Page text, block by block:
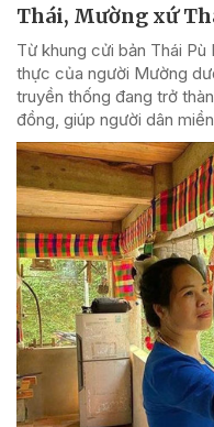
Thái, Mường xứ
Từ khung cửi bản Thái Pù
thực của người Mường
truyền thống đang trở
đồng, giúp người dân